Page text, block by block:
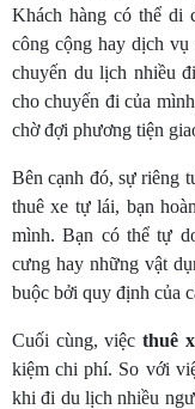
Khách hàng có thể di
công cộng hay dịch vụ
chuyến du lịch nhiều
cho chuyến đi của
chờ đợi phương tiện
Bên cạnh đó, sự riêng
thuê xe tự lái, bạn
mình. Bạn có thể tự
cưng hay những vật
buộc bởi quy định của
Cuối cùng, việcthuê
kiệm chi phí. So với
khi đi du lịch nhiều